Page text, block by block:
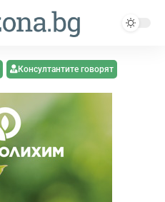
Консултантите говорят